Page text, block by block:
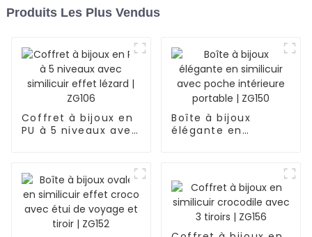
Produits Les Plus Vendus
Coffret à bijoux en
PU à 5 niveaux avec
Boîte à bijoux
élégante en